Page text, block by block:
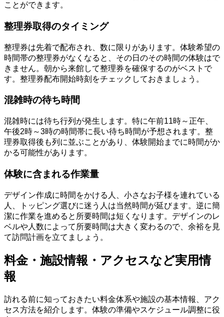
ことができます。
整理券取得のタイミング
整理券は先着で配布され、数に限りがあります。体験希望の
時間帯の整理券がなくなると、その日のその時間の体験はで
きません。朝から来館して整理券を確保するのがベストで
す。整理券配布開始時刻をチェックしておきましょう。
混雑時の待ち時間
混雑時には待ち行列が発生します。特に午前11時～正午、
午後2時～3時の時間帯に長い待ち時間が予想されます。整
理券取得後も列に並ぶことがあり、体験開始までに時間がか
かる可能性があります。
体験に含まれる作業量
デザイン作成に時間をかける人、小さなお子様を連れている
人、トッピング選びに迷う人は当然時間が延びます。逆に簡
潔に作業を進めると所要時間は短くなります。デザインのレ
ベルや人数によって所要時間は大きく変わるので、余裕を見
て訪問計画を立てましょう。
料金・施設情報・アクセスなど実用情
報
訪れる前に知っておきたい料金体系や施設の基本情報、アク
セス方法を紹介します。体験の準備やスケジュール調整に役